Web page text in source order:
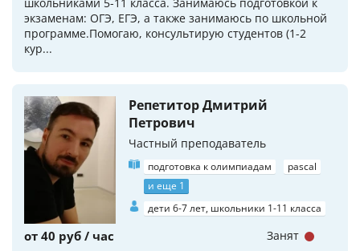
экзаменам: ОГЭ, ЕГЭ, а также занимаюсь по школьной
программе.Помогаю, консультирую студентов (1-2
кур...
Репетитор Дмитрий
Петрович
Частный преподаватель
подготовка к олимпиадам
pascal
и еще 1
дети 6-7 лет, школьники 1-11 класса
от 40 руб / час Занят